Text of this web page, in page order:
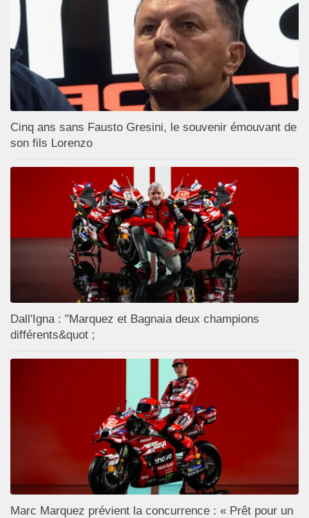
Cinq ans sans Fausto Gresini, le souvenir émouvant de
son fils Lorenzo
Dall'Igna : "Marquez et Bagnaia deux champions
différents&quot ;
Marc Marquez prévient la concurrence : « Prêt pour un